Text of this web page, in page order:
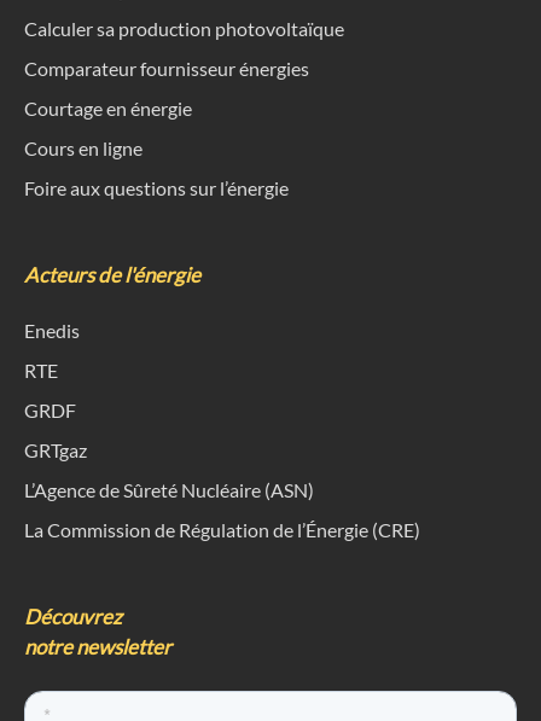
Calculer sa production photovoltaïque
Comparateur fournisseur énergies
Courtage en énergie
Cours en ligne
Foire aux questions sur l’énergie
Acteurs de l'énergie
Enedis
RTE
GRDF
GRTgaz
L’Agence de Sûreté Nucléaire (ASN)
La Commission de Régulation de l’Énergie (CRE)
Découvrez
notre newsletter